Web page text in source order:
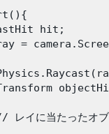
hit;
=
イに当たったオブ